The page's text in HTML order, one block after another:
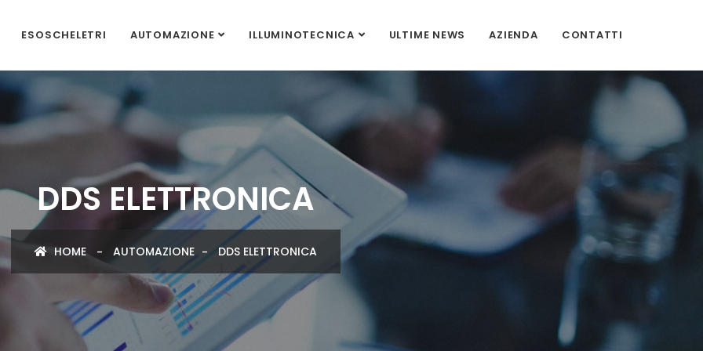
ESOSCHELETRI AUTOMAZIONE ILLUMINOTECNICA ULTIME NEWS AZIENDA CONTATTI
DDS ELETTRONICA
HOME AUTOMAZIONE DDS ELETTRONICA